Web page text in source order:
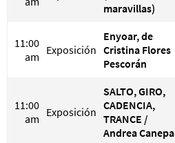
maravillas)
11:00
am Exposición
Enyoar, de
Cristina Flores
Pescorán
11:00
am Exposición
SALTO, GIRO,
CADENCIA,
TRANCE /
Andrea Canepa